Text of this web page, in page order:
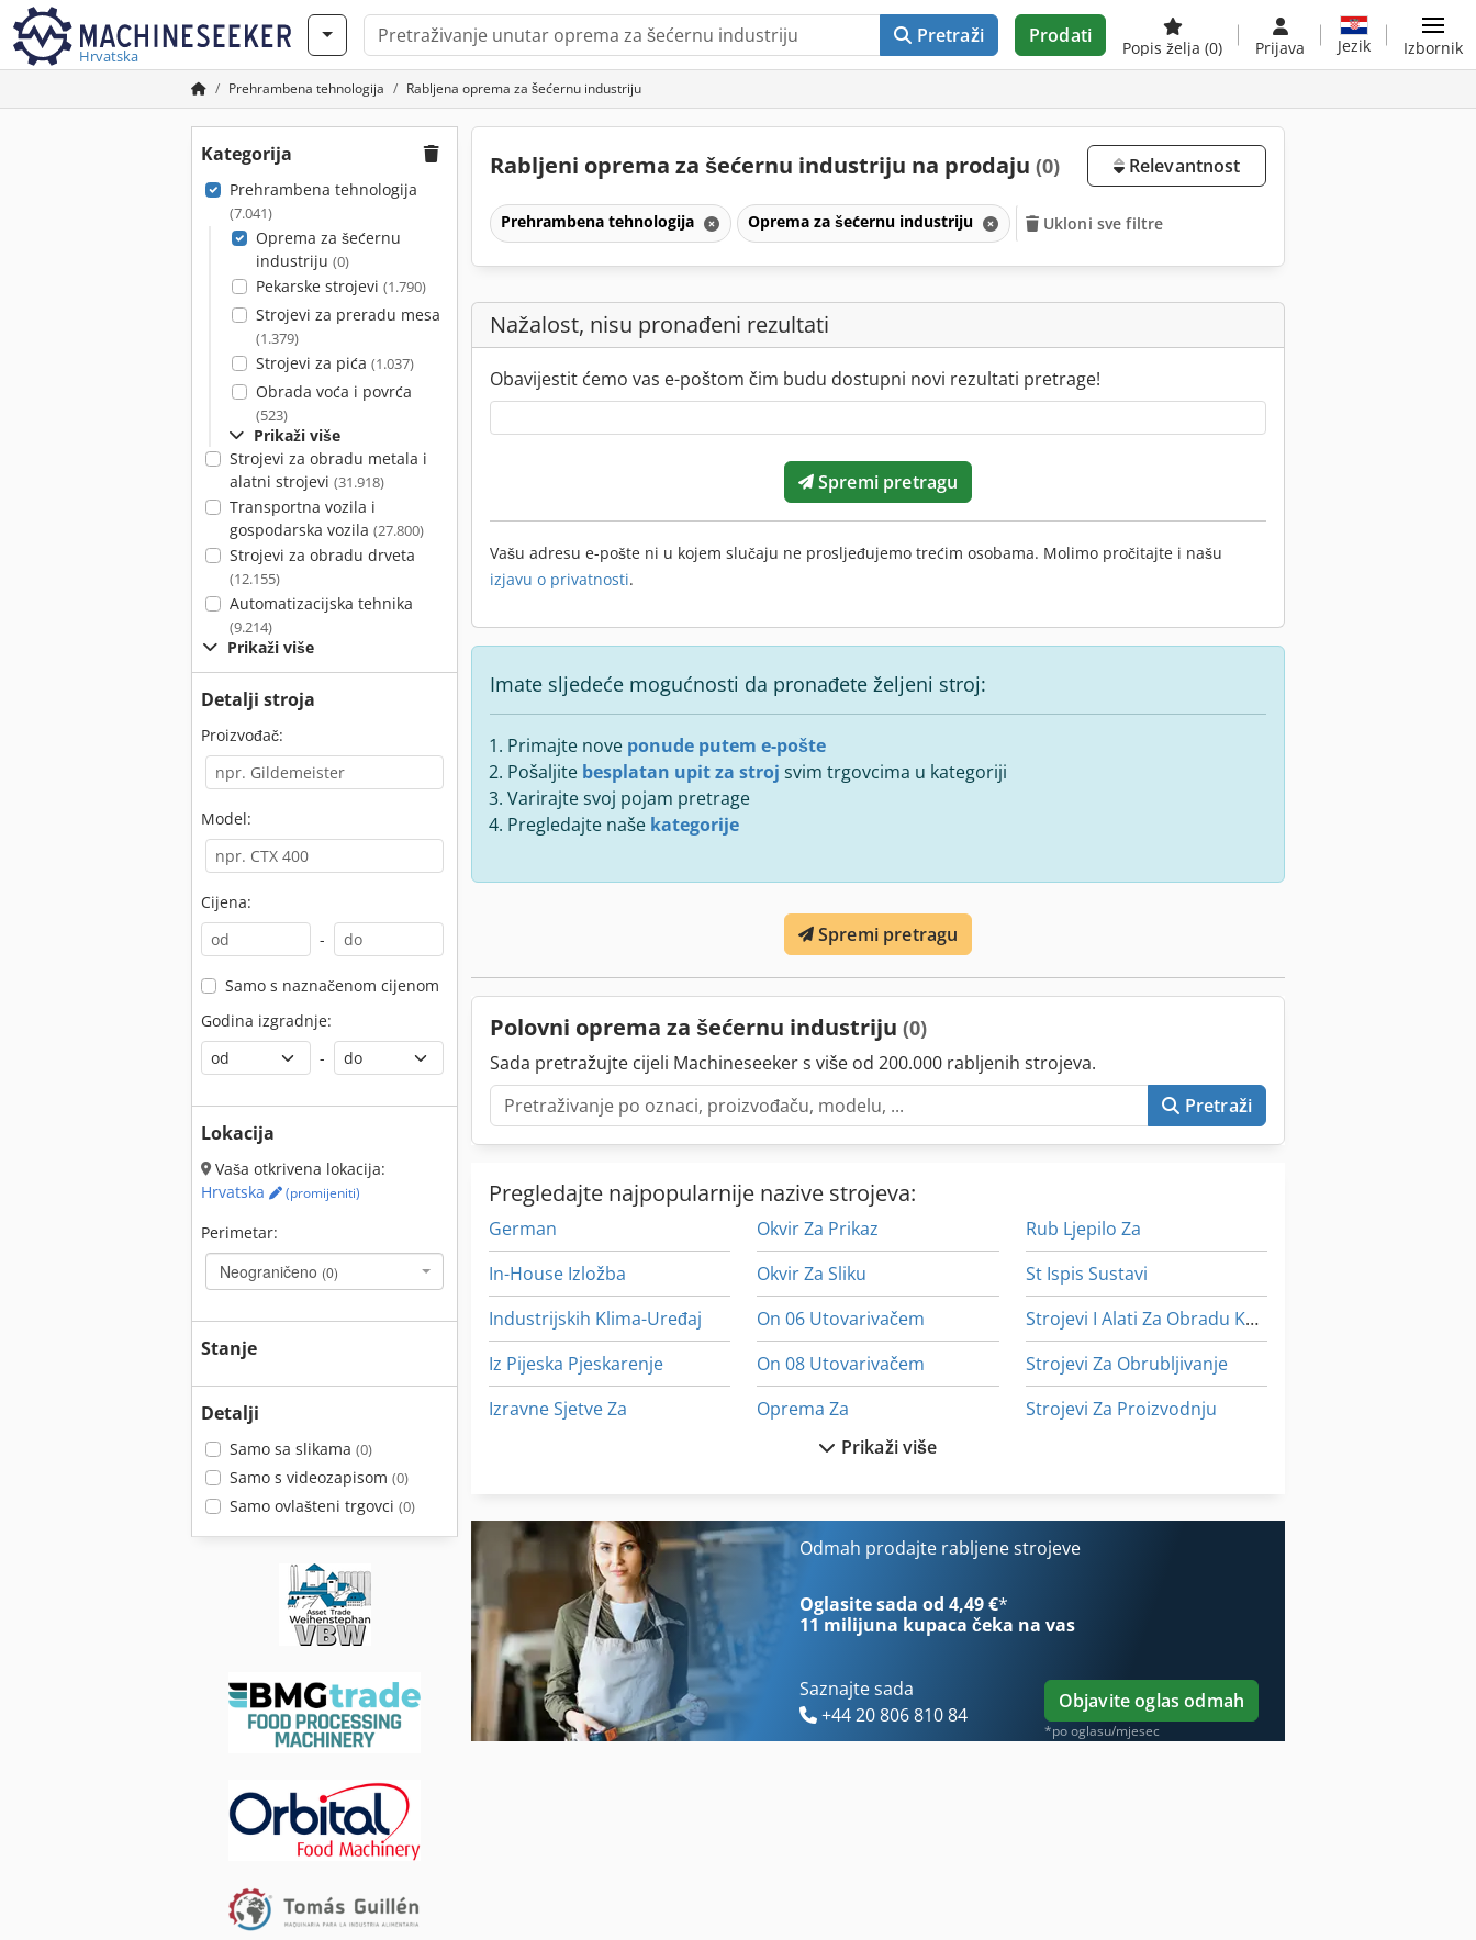
Hrvatska
Pretraži Prodati
Popis želja (0) Prijava Jezik Izbornik
Prehrambena tehnologija Rabljena oprema za šećernu industriju
Kategorija
Prehrambena tehnologija
(7.041)
Oprema za šećernu
industriju (0)
Pekarske strojevi (1.790)
Strojevi za preradu mesa
(1.379)
Strojevi za pića (1.037)
Obrada voća i povrća
(523)
Prikaži više
Strojevi za obradu metala i
alatni strojevi (31.918)
Transportna vozila i
gospodarska vozila (27.800)
Strojevi za obradu drveta
(12.155)
Automatizacijska tehnika
(9.214)
Prikaži više
Detalji stroja
Proizvođač:
Model:
Cijena:
-
Samo s naznačenom cijenom
Godina izgradnje:
-
Lokacija
Vaša otkrivena lokacija:
Hrvatska
(promijeniti)
Perimetar:
Neograničeno (0)
Stanje
Detalji
Samo sa slikama (0)
Samo s videozapisom (0)
Samo ovlašteni trgovci (0)
Rabljeni oprema za šećernu industriju na prodaju (0) Relevantnost
Prehrambena tehnologija Oprema za šećernu industriju Ukloni sve filtre
Nažalost, nisu pronađeni rezultati
Obavijestit ćemo vas e-poštom čim budu dostupni novi rezultati pretrage!
Spremi pretragu
Vašu adresu e-pošte ni u kojem slučaju ne prosljeđujemo trećim osobama. Molimo pročitajte i našu
izjavu o privatnosti.
Imate sljedeće mogućnosti da pronađete željeni stroj:
Primajte nove ponude putem e-pošte
Pošaljite besplatan upit za stroj svim trgovcima u kategoriji
Varirajte svoj pojam pretrage
Pregledajte naše kategorije
Spremi pretragu
Polovni oprema za šećernu industriju (0)
Sada pretražujte cijeli Machineseeker s više od 200.000 rabljenih strojeva.
Pretraži
Pregledajte najpopularnije nazive strojeva:
German
In-House Izložba
Industrijskih Klima-Uređaj
Iz Pijeska Pjeskarenje
Izravne Sjetve Za
Nosač S Osovine
Okvir Za Prikaz
Okvir Za Sliku
On 06 Utovarivačem
On 08 Utovarivačem
Oprema Za
Oprema Za Skladišta
Proizvodi Od Tijesta
Rub Ljepilo Za
St Ispis Sustavi
Strojevi I Alati Za Obradu Kamena
Strojevi Za Obrubljivanje
Strojevi Za Proizvodnju
Prikaži više
Odmah prodajte rabljene strojeve
Oglasite sada od 4,49 €*
11 milijuna kupaca čeka na vas
Saznajte sada
+44 20 806 810 84
Objavite oglas odmah
*po oglasu/mjesec